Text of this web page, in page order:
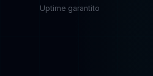
Uptime garantito